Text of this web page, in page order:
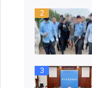
2
3